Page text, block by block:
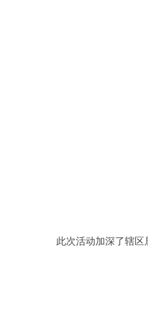
此次活动加深了辖区